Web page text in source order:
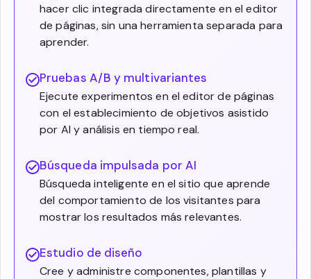
hacer clic integrada directamente en el editor
de páginas, sin una herramienta separada para
aprender.
Pruebas A/B y multivariantes
Ejecute experimentos en el editor de páginas
con el establecimiento de objetivos asistido
por AI y análisis en tiempo real.
Búsqueda impulsada por AI
Búsqueda inteligente en el sitio que aprende
del comportamiento de los visitantes para
mostrar los resultados más relevantes.
Estudio de diseño
Cree y administre componentes, plantillas y